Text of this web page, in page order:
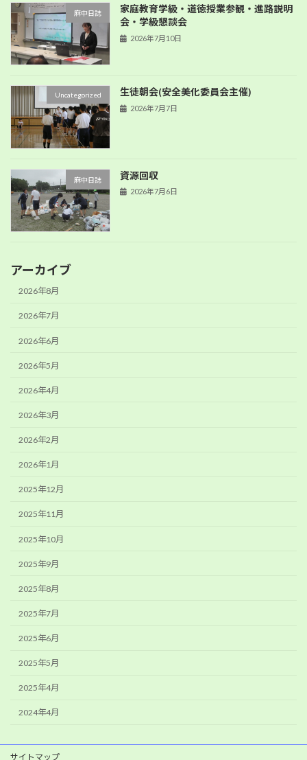
麻中日誌
家庭教育学級・道徳授業参観・進路説明
会・学級懇談会
2026年7月10日
Uncategorized 生徒朝会(安全美化委員会主催)
2026年7月7日
麻中日誌 資源回収
2026年7月6日
アーカイブ
2026年8月
2026年7月
2026年6月
2026年5月
2026年4月
2026年3月
2026年2月
2026年1月
2025年12月
2025年11月
2025年10月
2025年9月
2025年8月
2025年7月
2025年6月
2025年5月
2025年4月
2024年4月
サイトマップ